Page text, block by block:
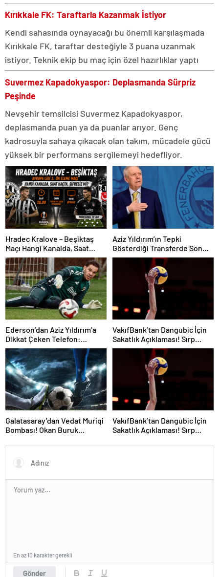
Kırıkkale FK: Taraftarla Kazanmak İstiyor
Kendi sahasında oynayacağı bu önemli karşılaşmada
Kırıkkale FK, taraftar desteğiyle 3 puana uzanmak
istiyor. Teknik ekip bu maç için özel hazırlıklar yaptı
Suvermez Kapadokyaspor: Deplasmanda Sürpriz
Peşinde
Nevşehir temsilcisi Suvermez Kapadokyaspor,
deplasmanda puan ya da puanlar arıyor. Genç
kadrosuyla sahaya çıkacak olan takım, mücadele gücü
yüksek bir performans sergilemeyi hedefliyor.
Hradec Kralove – Beşiktaş
Maçı Hangi Kanalda, Saat
Kaçta, Şifresiz Mi?
Aziz Yıldırım’ın Tepki
Gösterdiği Transferde Son
Durum! Oyuncunun Geleceği
Ederson’dan Aziz Yıldırım’a
Dikkat Çeken Telefon:
“Fenerbahçe’de Kalmak
İstiyorum” Mesajı
VakıfBank’tan Dangubic İçin
Sakatlık Açıklaması! Sırp
Yıldız Ameliyat Olacak
Galatasaray’dan Vedat Muriqi
Bombası! Okan Buruk
VakıfBank’tan Dangubic İçin
Sakatlık Açıklaması! Sırp
Gönder
En az 10 karakter gerekli